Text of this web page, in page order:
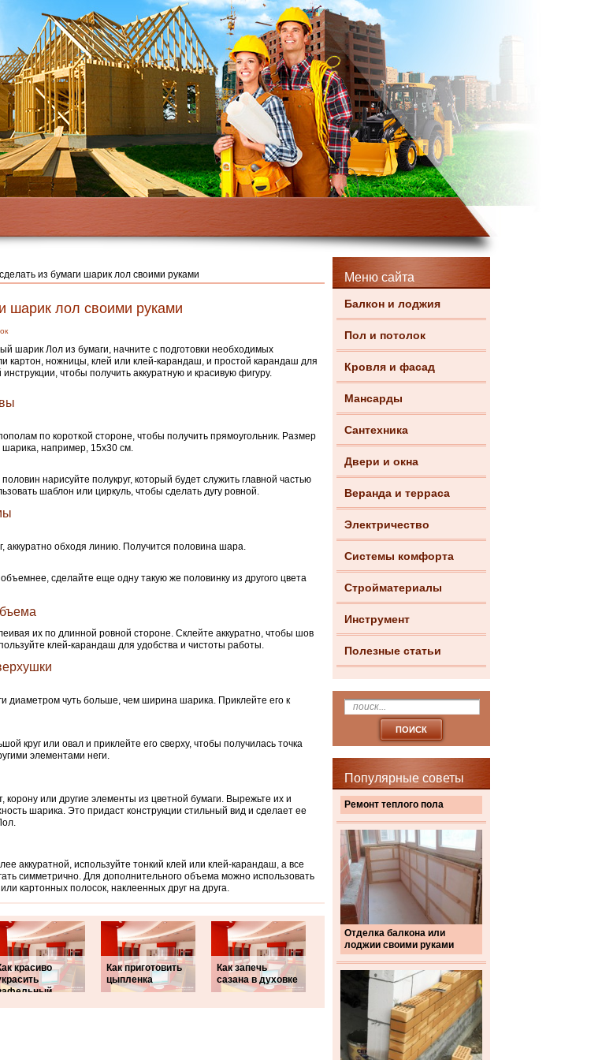
Меню сайта
Балкон и лоджия
Пол и потолок
Кровля и фасад
Мансарды
Сантехника
Двери и окна
Веранда и терраса
Электричество
Системы комфорта
Стройматериалы
Инструмент
Полезные статьи
Популярные советы
Ремонт теплого пола
Отделка балкона или
лоджии своими руками
из бумаги шарик лол своими руками
шарик лол своими руками
шарик Лол из бумаги, начните с подготовки необходимых
картон, ножницы, клей или клей-карандаш, и простой карандаш для
чтобы получить аккуратную и красивую фигуру.
по короткой стороне, чтобы получить прямоугольник. Размер
например, 15х30 см.
нарисуйте полукруг, который будет служить главной частью
шаблон или циркуль, чтобы сделать дугу ровной.
аккуратно обходя линию. Получится половина шара.
сделайте еще одну такую же половинку из другого цвета
их по длинной ровной стороне. Склейте аккуратно, чтобы шов
клей-карандаш для удобства и чистоты работы.
диаметром чуть больше, чем ширина шарика. Приклейте его к
круг или овал и приклейте его сверху, чтобы получилась точка
элементами неги.
корону или другие элементы из цветной бумаги. Вырежьте их и
шарика. Это придаст конструкции стильный вид и сделает ее
аккуратной, используйте тонкий клей или клей-карандаш, а все
симметрично. Для дополнительного объема можно использовать
картонных полосок, наклеенных друг на друга.
красиво
Как приготовить
цыпленка
Как запечь
сазана в духовке